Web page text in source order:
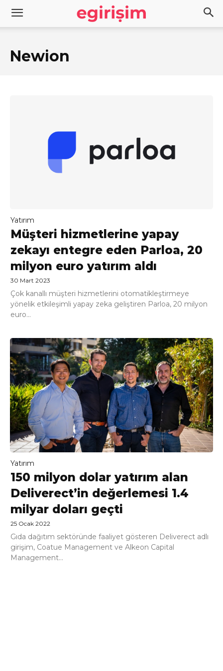
Newion
Yatırım
Müşteri hizmetlerine yapay
zekayı entegre eden Parloa, 20
milyon euro yatırım aldı
30 Mart 2023
Çok kanallı müşteri hizmetlerini otomatikleştirmeye
yönelik etkileşimli yapay zeka geliştiren Parloa, 20 milyon
euro...
Yatırım
150 milyon dolar yatırım alan
Deliverect’in değerlemesi 1.4
milyar doları geçti
25 Ocak 2022
Gıda dağıtım sektöründe faaliyet gösteren Deliverect adlı
girişim, Coatue Management ve Alkeon Capital
Management...